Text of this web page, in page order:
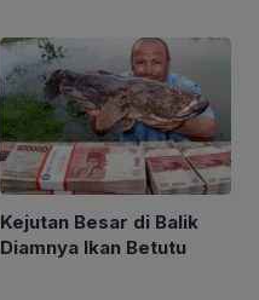
Kejutan Besar di Balik
Diamnya Ikan Betutu